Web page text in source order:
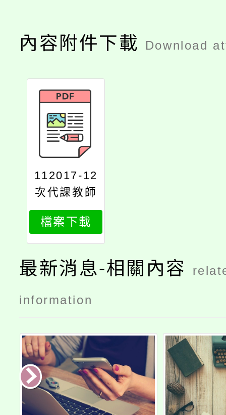
內容附件下載 Download
112017-12
次代課教師
甄選簡章公
告版
檔案下載
最新消息-相關內容
information